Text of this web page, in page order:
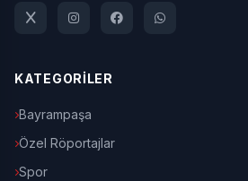
KATEGORİLER
Bayrampaşa
Özel Röportajlar
Spor